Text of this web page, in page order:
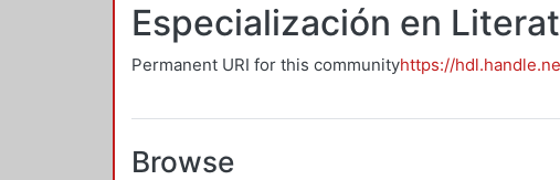
Especialización en
Permanent URI for this communityhttps://
Browse